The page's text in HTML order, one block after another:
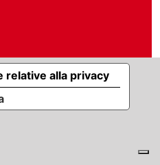
relative alla privacy